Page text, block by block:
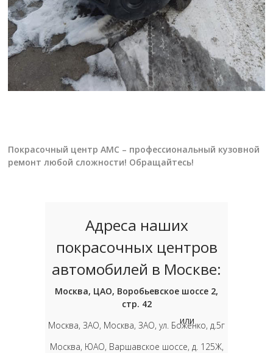
Покрасочный центр АМС – профессиональный кузовной
ремонт любой сложности! Обращайтесь!
Адреса наших
покрасочных центров
автомобилей в Москве:
Москва, ЦАО, Воробьевское шоссе 2,
стр. 42
Москва, ЗАО, Москва, ЗАО, ул. Боженко, д.5г
Москва, ЮАО, Варшавское шоссе, д. 125Ж,
или